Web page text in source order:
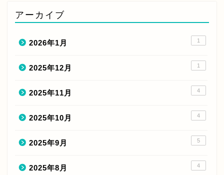
アーカイブ
2026年1月 1
2025年12月 1
2025年11月 4
2025年10月 4
2025年9月 5
2025年8月 4